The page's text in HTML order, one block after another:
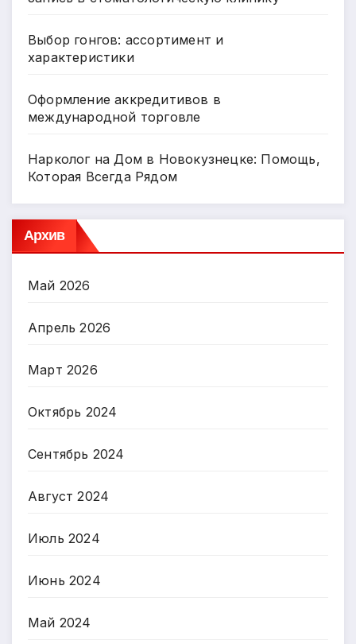
Выбор гонгов: ассортимент и
характеристики
Оформление аккредитивов в
международной торговле
Нарколог на Дом в Новокузнецке: Помощь,
Которая Всегда Рядом
Архив
Май 2026
Апрель 2026
Март 2026
Октябрь 2024
Сентябрь 2024
Август 2024
Июль 2024
Июнь 2024
Май 2024